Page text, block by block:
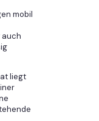
mobil
auch
liegt